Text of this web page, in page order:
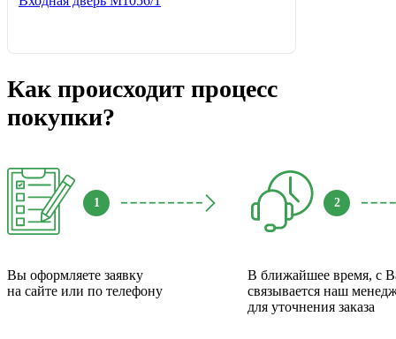
Как происходит процесс
покупки?
1
Вы оформляете заявку
на сайте или по телефону
2
В ближайшее время, с
связывается наш
для уточнения заказа